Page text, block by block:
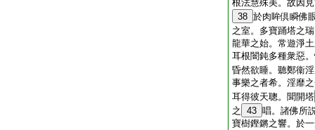
根法慧殊美。故因
38 於肉眸倶瞬佛
之室。多寶踊塔之
龍華之始。常遊淨
耳根闇鈍多種衆惡
昏然欲睡。聽鄭衞
事樂之者希。淫靡
耳得彼天聰。聞開塔
之
43 唱。諸佛所
寶樹鏗鏘之響。於